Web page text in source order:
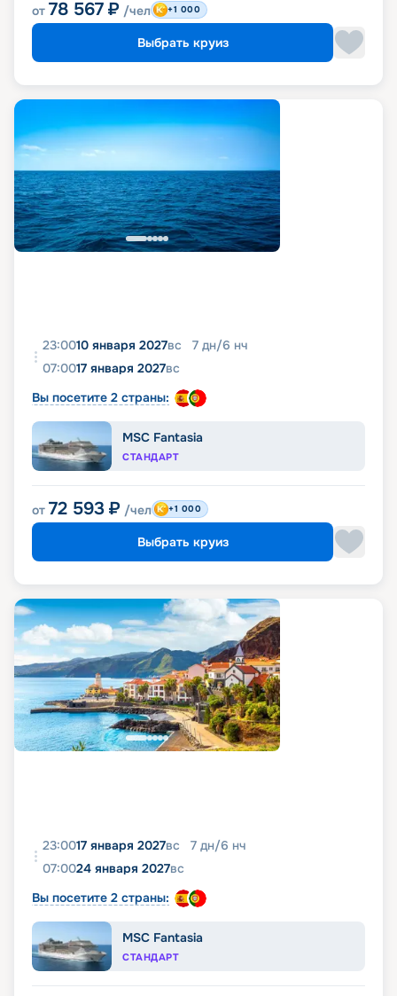
от 78 567 ₽ /чел +1 000
Выбрать круиз
23:0010 января 2027вс 7 дн/6 нч
07:0017 января 2027вс
Вы посетите 2 страны:
MSC Fantasia
СТАНДАРТ
от 72 593 ₽ /чел +1 000
Выбрать круиз
23:0017 января 2027вс 7 дн/6 нч
07:0024 января 2027вс
Вы посетите 2 страны:
MSC Fantasia
СТАНДАРТ